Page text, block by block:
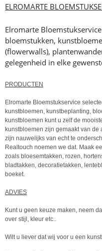
ELROMARTE
Elromarte
bloemstukken,
(flowerwalls),
gelegenheid in elke
PRODUCTEN
Elromarte Bloemstukservice
kunstbloemen, kunstbeplanting,
kunstbloemen kunt u zelf de
kunstbloemen zijn gemaakt van
zijn nauwelijks van echt te
Realtouch noemen we dat. Maak
zoals bloesemtakken, rozen,
bladtakken, decoratietakken,
boeket.
ADVIES
Kunt u geen keuze maken, neem
over stijl, kleur etc..
Wilt u liever dat wij voor u een